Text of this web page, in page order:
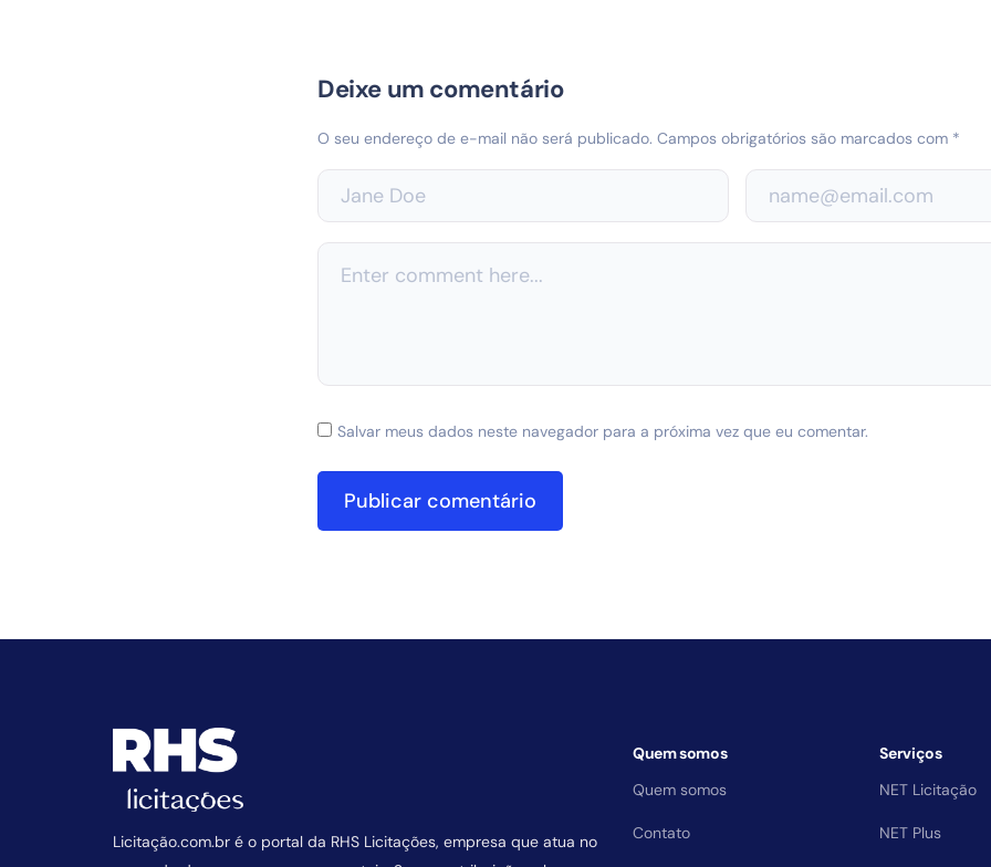
Deixe um comentário
O seu endereço de e-mail não será publicado. Campos obrigatórios são marcados com *
Salvar meus dados neste navegador para a próxima vez que eu comentar.
Licitação.com.br é o portal da RHS Licitações, empresa que atua no
Quem somos
Quem somos
Contato
Serviços
NET Licitação
NET Plus